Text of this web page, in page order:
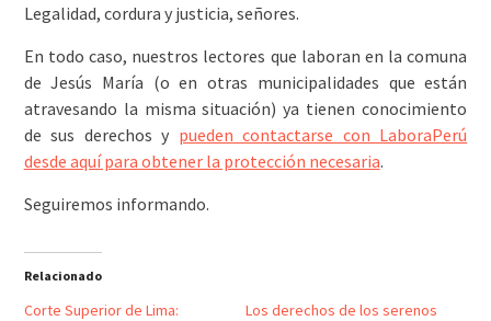
Legalidad, cordura y justicia, señores.
En todo caso, nuestros lectores que laboran en la comuna
de Jesús María (o en otras municipalidades que están
atravesando la misma situación) ya tienen conocimiento
de sus derechos y pueden contactarse con LaboraPerú
desde aquí para obtener la protección necesaria.
Seguiremos informando.
Relacionado
Corte Superior de Lima:
Los derechos de los serenos